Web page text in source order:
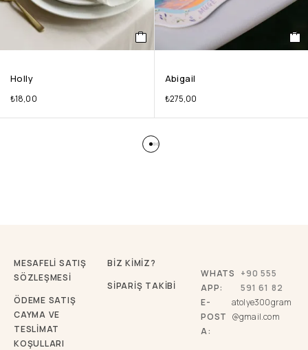
Holly
₺18,00
Abigail
₺275,00
MESAFELİ SATIŞ
SÖZLEŞMESİ
ÖDEME SATIŞ
CAYMA VE
TESLİMAT
KOŞULLARI
BİZ KİMİZ?
SİPARİŞ TAKİBİ
WHATS
APP:
+90 555
591 61 82
E-
POST
A:
atolye300gram
@gmail.com